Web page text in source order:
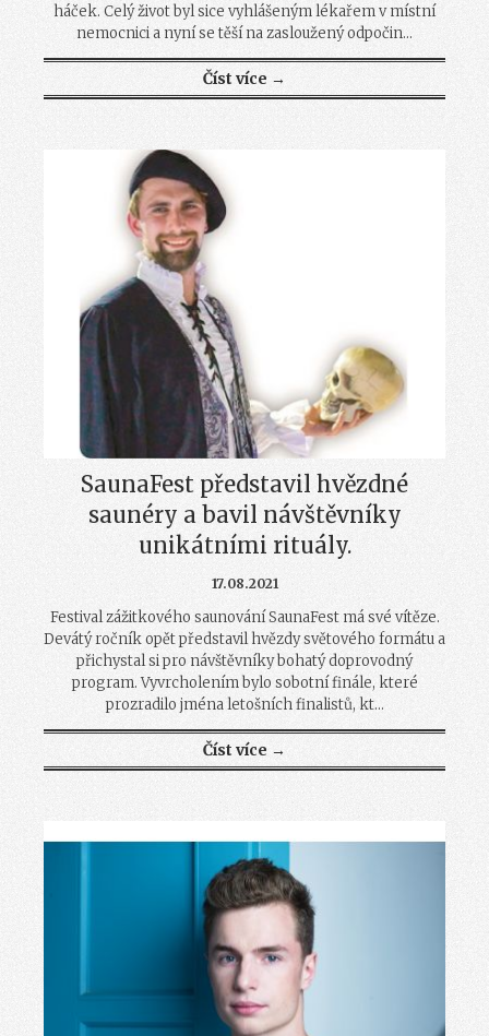
háček. Celý život byl sice vyhlášeným lékařem v místní
nemocnici a nyní se těší na zasloužený odpočin...
Číst více →
SaunaFest představil hvězdné
saunéry a bavil návštěvníky
unikátními rituály.
17.08.2021
Festival zážitkového saunování SaunaFest má své vítěze.
Devátý ročník opět představil hvězdy světového formátu a
přichystal si pro návštěvníky bohatý doprovodný
program. Vyvrcholením bylo sobotní finále, které
prozradilo jména letošních finalistů, kt...
Číst více →